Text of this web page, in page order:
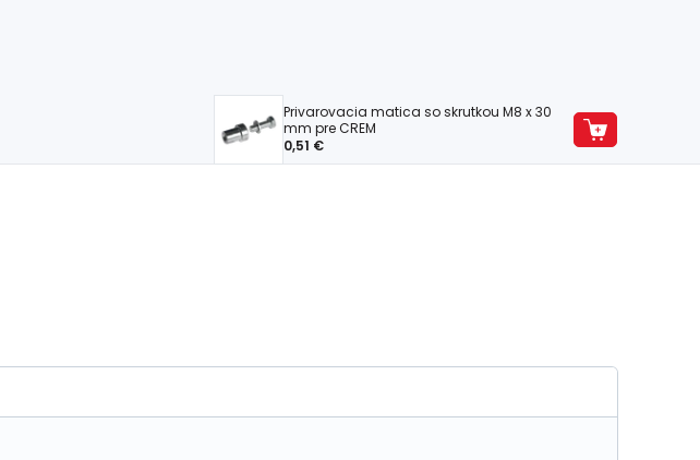
Privarovacia matica so skrutkou M8 x 30
mm pre CREM
0,51 €